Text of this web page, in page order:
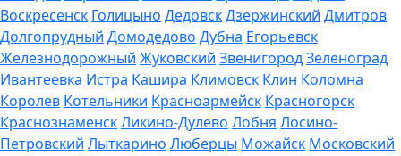
Воскресенск Голицыно ДедовскДзержинский Дмитров
Долгопрудный Домодедово Дубна Егорьевск
Железнодорожный Жуковский ЗвенигородЗеленоград
Ивантеевка Истра Кашира Климовск Клин Коломна
Королев Котельники Красноармейск Красногорск
КраснознаменскЛикино-Дулево Лобня Лосино-
Петровский Лыткарино Люберцы Можайск Московский